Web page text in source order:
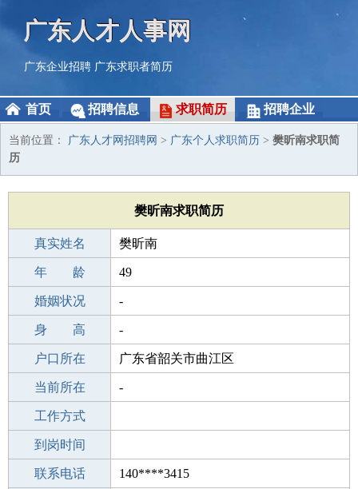
广东人才人事网
广东企业招聘 广东求职者简历
首页 招聘信息 求职简历 招聘企业
当前位置： 广东人才网招聘网 > 广东个人求职简历 > 樊昕南求职简
历
樊昕南求职简历
真实姓名 樊昕南
性 别 女
年 龄 49
出生年月 1977-08-18
婚姻状况 -
学 历 成人教育
身 高 -
毕业学校 成都市亚成驾驶培训学校 (亚成驾校)
户口所在 广东省韶关市曲江区
所学专业 -
当前所在 -
工作经验
工作方式
驾 照
到岗时间
期望月薪
联系电话 140****3415